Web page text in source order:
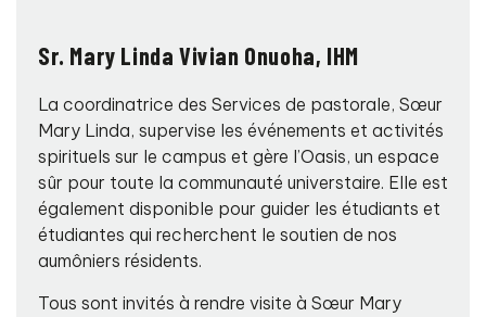
Sr. Mary Linda Vivian Onuoha, IHM
La coordinatrice des Services de pastorale, Sœur
Mary Linda, supervise les événements et activités
spirituels sur le campus et gère l’Oasis, un espace
sûr pour toute la communauté universtaire. Elle est
également disponible pour guider les étudiants et
étudiantes qui recherchent le soutien de nos
aumôniers résidents.
Tous sont invités à rendre visite à Sœur Mary